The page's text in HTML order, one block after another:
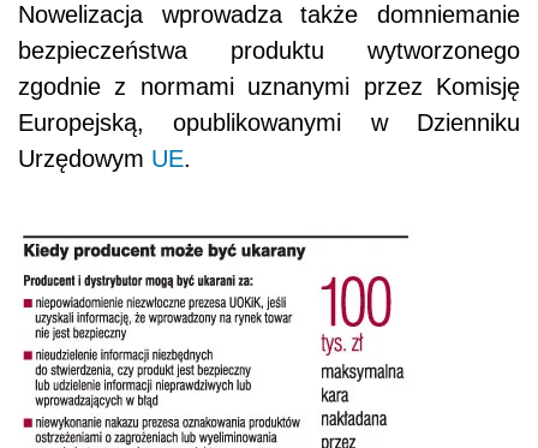
Nowelizacja wprowadza także domniemanie
bezpieczeństwa produktu wytworzonego
zgodnie z normami uznanymi przez Komisję
Europejską, opublikowanymi w Dzienniku
Urzędowym UE.